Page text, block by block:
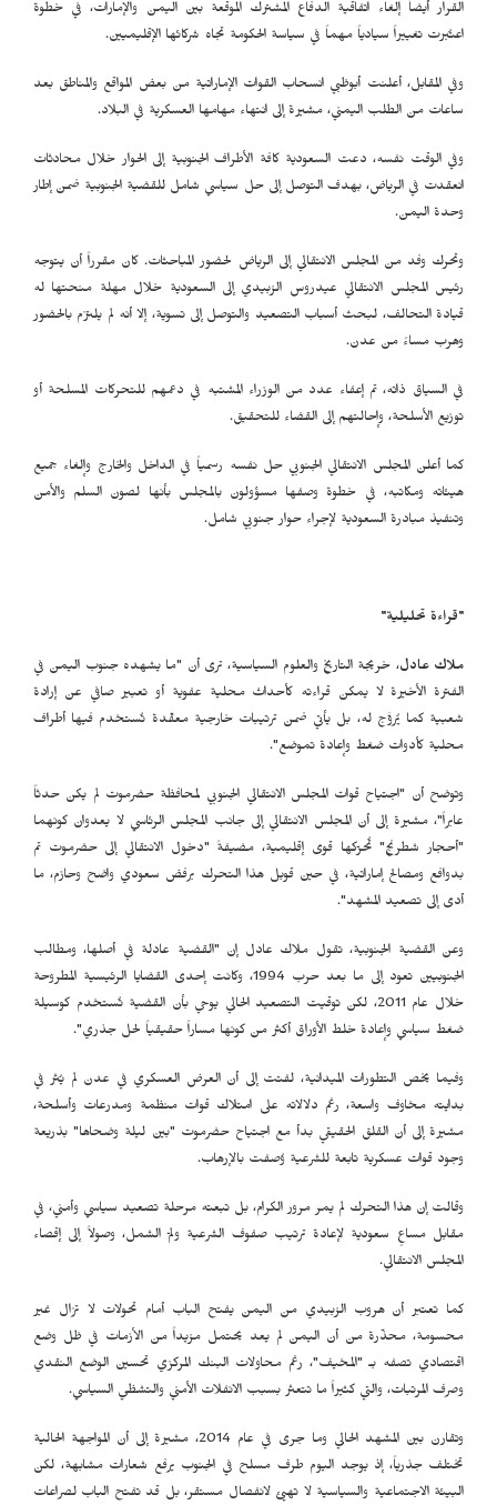
القرار أيضاً إلغاء اتفاقية الدفاع المشترك الموقعة بين اليمن والإمارات، في خطوة
اعتُبرت تغييراً سيادياً مهماً في سياسة الحكومة تجاه شركائها الإقليميين.
وفي المقابل، أعلنت أبوظبي انسحاب القوات الإماراتية من بعض المواقع والمناطق بعد
ساعات من الطلب اليمني، مشيرة إلى انتهاء مهامها العسكرية في البلاد.
وفي الوقت نفسه، دعت السعودية كافة الأطراف الجنوبية إلى الحوار خلال محادثات
انعقدت في الرياض، بهدف التوصل إلى حل سياسي شامل للقضية الجنوبية ضمن إطار
وحدة اليمن.
وتحرك وفد من المجلس الانتقالي إلى الرياض لحضور المباحثات. كان مقرراً أن يتوجه
رئيس المجلس الانتقالي عيدروس الزبيدي إلى السعودية خلال مهلة منحتها له
قيادة التحالف، لبحث أسباب التصعيد والتوصل إلى تسوية، إلا أنه لم يلتزم بالحضور
وهرب مساءً من عدن.
في السياق ذاته، تم إعفاء عدد من الوزراء المشتبه في دعمهم للتحركات المسلحة أو
توزيع الأسلحة، وإحالتهم إلى القضاء للتحقيق.
كما أعلن المجلس الانتقالي الجنوبي حل نفسه رسمياً في الداخل والخارج وإلغاء جميع
هيئاته ومكاتبه، في خطوة وصفها مسؤولون بالمجلس بأنها لصون السلم والأمن
وتنفيذ مبادرة السعودية لإجراء حوار جنوبي شامل.
"قراءة تحليلية"
ملاك عادل، خريجة التاريخ والعلوم السياسية، ترى أن "ما يشهده جنوب اليمن في
الفترة الأخيرة لا يمكن قراءته كأحداث محلية عفوية أو تعبير صافي عن إرادة
شعبية كما يُروَّج له، بل يأتي ضمن ترتيبات خارجية معقّدة تُستخدم فيها أطراف
محلية كأدوات ضغط وإعادة تموضع".
وتوضح أن "اجتياح قوات المجلس الانتقالي الجنوبي لمحافظة حضرموت لم يكن حدثاً
عابراً"، مشيرة إلى أن المجلس الانتقالي إلى جانب المجلس الرئاسي لا يعدوان كونهما
"أحجار شطرنج" تُحرّكها قوى إقليمية، مضيفةً "دخول الانتقالي إلى حضرموت تم
بدوافع ومصالح إماراتية، في حين قوبل هذا التحرك برفض سعودي واضح وحازم، ما
أدى إلى تصعيد المشهد".
وعن القضية الجنوبية، تقول ملاك عادل إن "القضية عادلة في أصلها، ومطالب
الجنوبيين تعود إلى ما بعد حرب 1994، وكانت إحدى القضايا الرئيسية المطروحة
خلال عام 2011، لكن توقيت التصعيد الحالي يوحي بأن القضية تُستخدم كوسيلة
ضغط سياسي وإعادة خلط الأوراق أكثر من كونها مساراً حقيقياً لحل جذري".
وفيما يخص التطورات الميدانية، لفتت إلى أن العرض العسكري في عدن لم يُثر في
بدايته مخاوف واسعة، رغم دلالاته على امتلاك قوات منظمة ومدرعات وأسلحة،
مشيرة إلى أن القلق الحقيقي بدأ مع اجتياح حضرموت "بين ليلة وضحاها" بذريعة
وجود قوات عسكرية تابعة للشرعية وُصفت بالإرهاب.
وقالت إن هذا التحرك لم يمر مرور الكرام، بل تبعته مرحلة تصعيد سياسي وأمني، في
مقابل مساعٍ سعودية لإعادة ترتيب صفوف الشرعية ولمّ الشمل، وصولاً إلى إقصاء
المجلس الانتقالي.
كما تعتبر أن هروب الزبيدي من اليمن يفتح الباب أمام تحولات لا تزال غير
محسومة، محذّرة من أن اليمن لم يعد يحتمل مزيداً من الأزمات في ظل وضع
اقتصادي تصفه بـ "المخيف"، رغم محاولات البنك المركزي تحسين الوضع النقدي
وصرف المرتبات، والتي كثيراً ما تتعثر بسبب الانفلات الأمني والتشظي السياسي.
وتقارن بين المشهد الحالي وما جرى في عام 2014، مشيرة إلى أن المواجهة الحالية
تختلف جذرياً، إذ يوجد اليوم طرف مسلح في الجنوب يرفع شعارات مشابهة، لكن
البيئة الاجتماعية والسياسية لا تهيئ لانفصال مستقر، بل قد تفتح الباب لصراعات